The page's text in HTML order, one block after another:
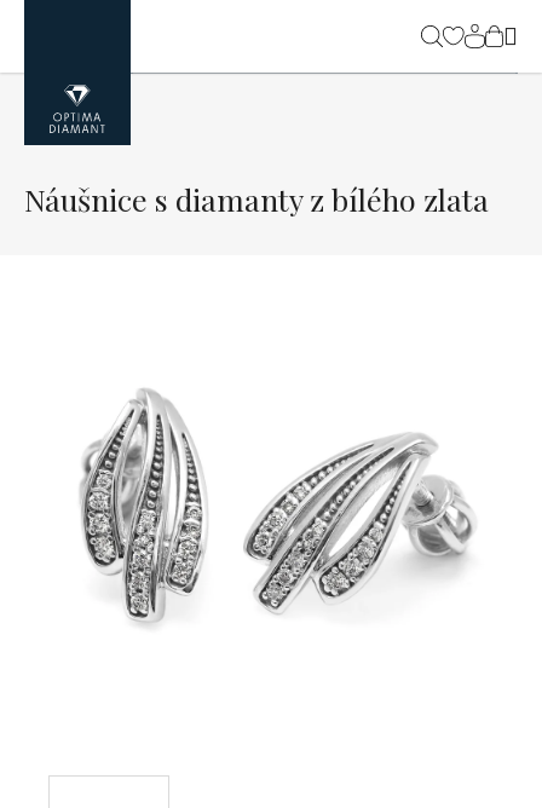
obsah
Náušnice s diamanty z bílého zlata